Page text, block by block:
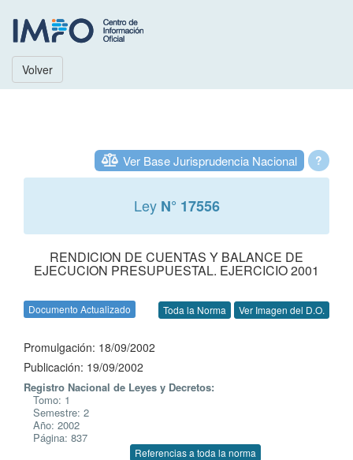
Volver
?
Ver Base Jurisprudencia Nacional
Ley N° 17556
RENDICION DE CUENTAS Y BALANCE DE
EJECUCION PRESUPUESTAL. EJERCICIO 2001
Documento Actualizado Toda la Norma Ver Imagen del D.O.
Promulgación: 18/09/2002
Publicación: 19/09/2002
Registro Nacional de Leyes y Decretos:
Tomo: 1
Semestre: 2
Año: 2002
Página: 837
Referencias a toda la norma